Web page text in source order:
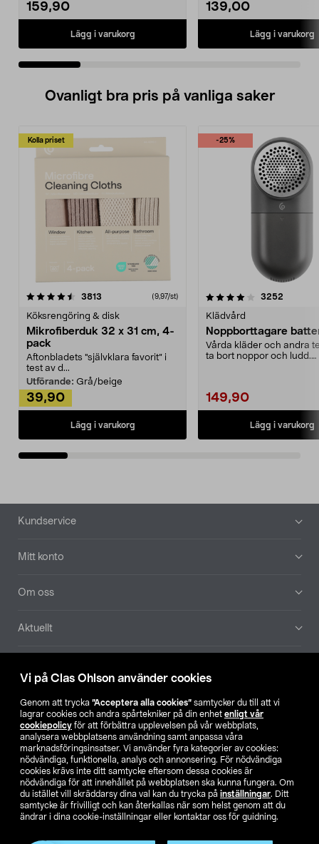
Vi på Clas Ohlson använder cookies
Genom att trycka ”Acceptera alla cookies” samtycker du till att vi
lagrar cookies och andra spårtekniker på din enhet enligt vår
cookiepolicy för att förbättra upplevelsen på vår webbplats,
analysera webbplatsens användning samt anpassa våra
marknadsföringsinsatser. Vi använder fyra kategorier av cookies:
nödvändiga, funktionella, analys och annonsering. För nödvändiga
cookies krävs inte ditt samtycke eftersom dessa cookies är
nödvändiga för att innehållet på webbplatsen ska kunna fungera. Om
du istället vill skräddarsy dina val kan du trycka på inställningar. Ditt
samtycke är frivilligt och kan återkallas när som helst genom att du
ändrar i dina cookie-inställningar eller kontaktar oss för guidning.
159,90
Lägg i varukorg
139,00
Lägg i varukorg
Ovanligt bra pris på vanliga saker
Kolla priset
3813 (9,97/st)
Köksrengöring & disk
Mikrofiberduk 32 x 31 cm, 4-
pack
Aftonbladets "självklara favorit” i
test av d...
Utförande: Grå/beige
39,90
Lägg i varukorg
-25%
4.0av 5 stjärnor 3252
Klädvård
Noppborttagare
Vårda kläder och andra
ta bort noppor och ludd.
149,90
Lägg i varukorg
4.5av 5 stjärnor
Sidfot
Kundservice
Mitt konto
Om oss
Aktuellt
Hitta butik
SE NO FI